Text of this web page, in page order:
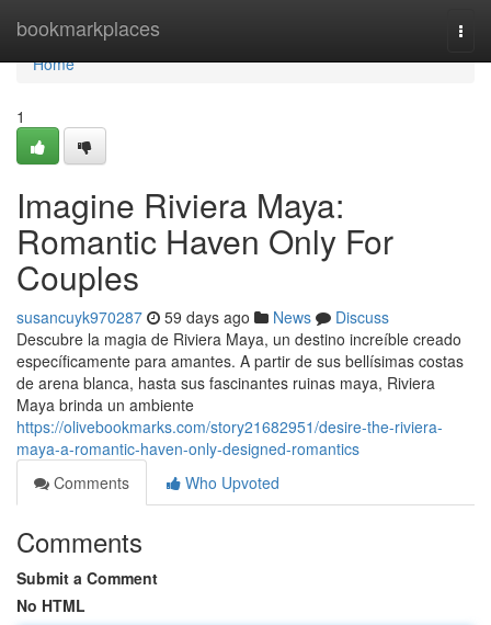
bookmarkplaces
Home
Home
1
Imagine Riviera Maya:
Romantic Haven Only For
Couples
susancuyk970287 59 days ago News
Discuss
Descubre la magia de Riviera Maya, un destino increíble creado
específicamente para amantes. A partir de sus bellísimas costas
de arena blanca, hasta sus fascinantes ruinas maya, Riviera
Maya brinda un ambiente
https://olivebookmarks.com/story21682951/desire-the-riviera-
maya-a-romantic-haven-only-designed-romantics
Comments
Who Upvoted
Comments
Submit a Comment
No HTML